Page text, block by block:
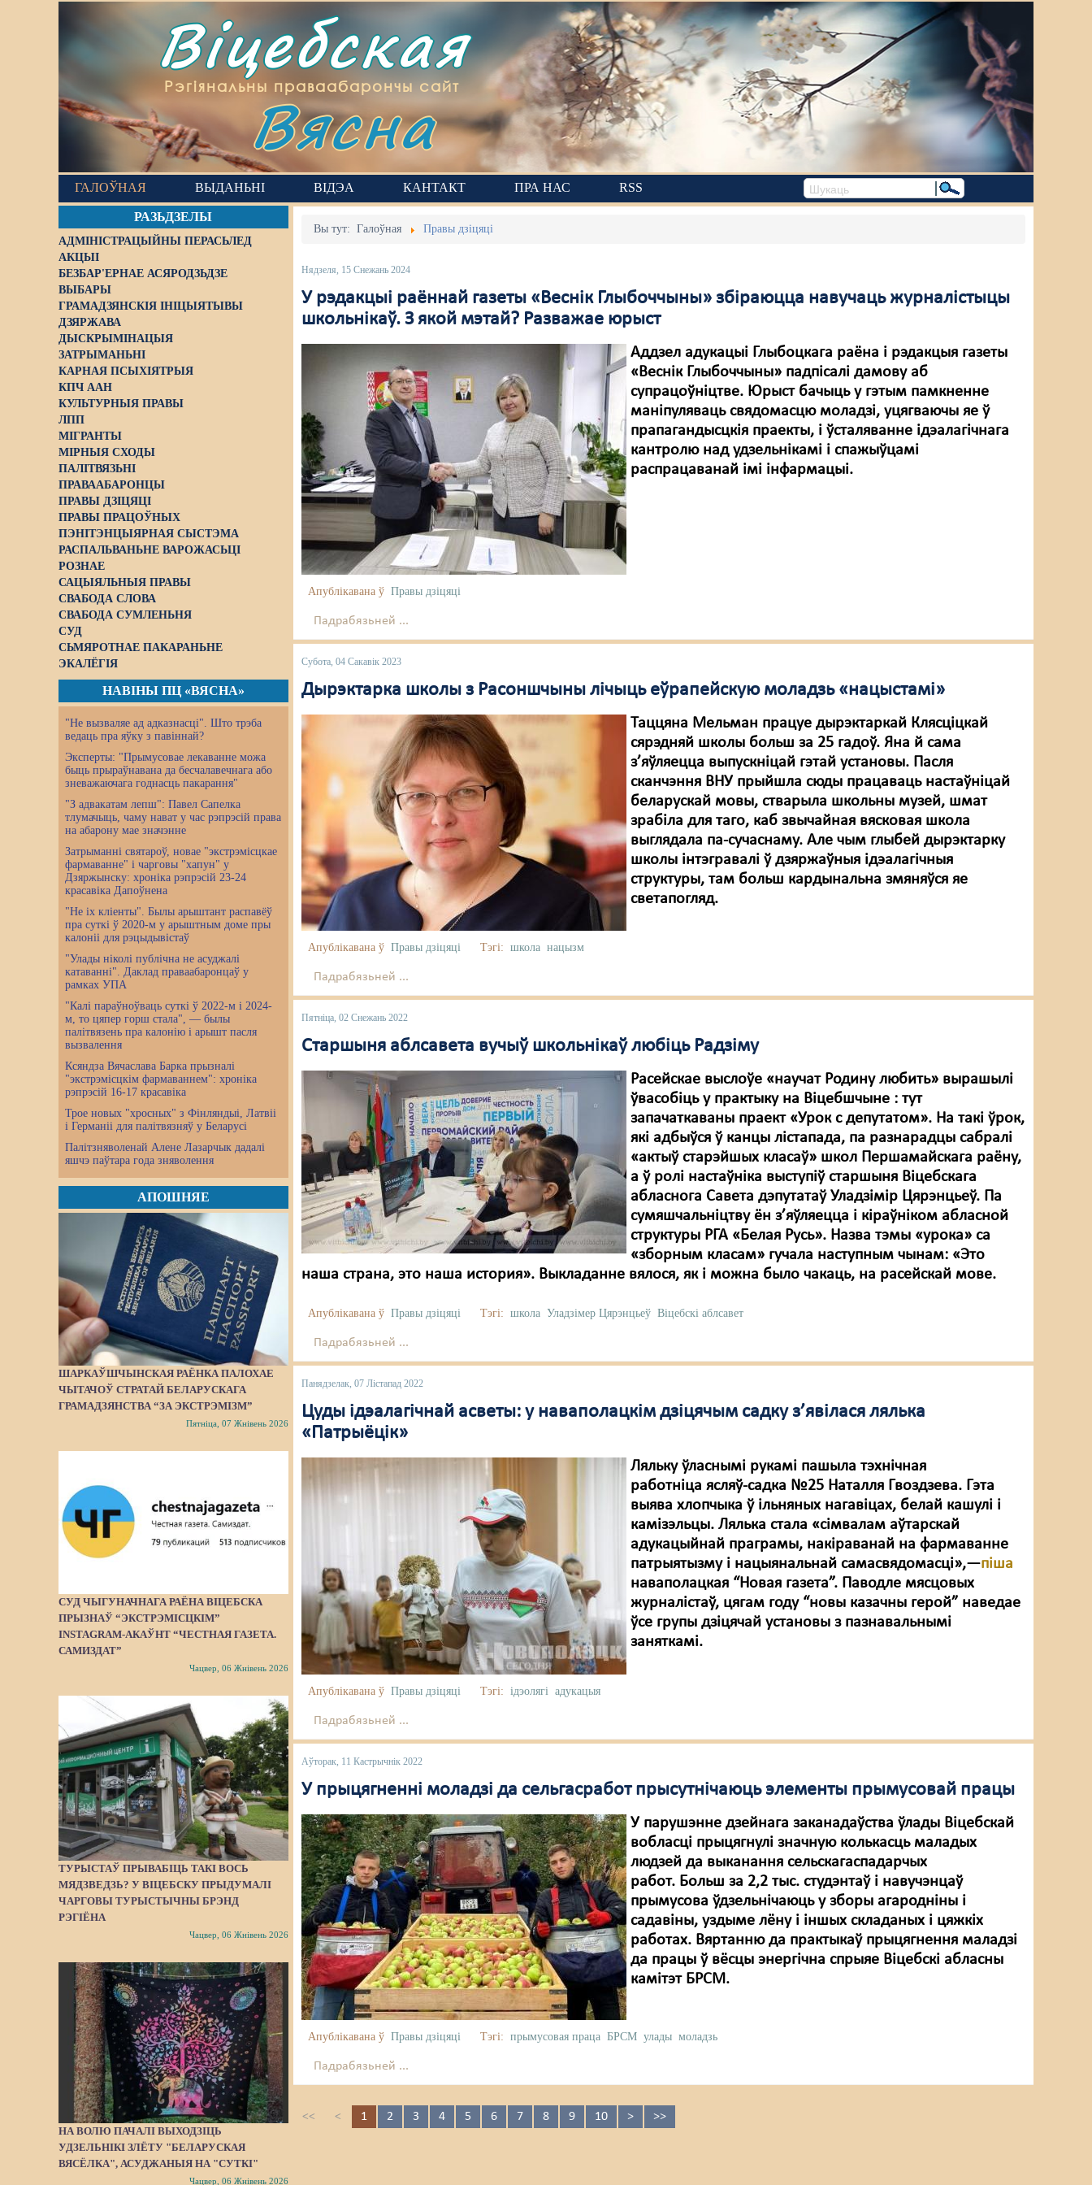
Віцебская
Рэгіянальны праваабарончы сайт
Вясна
ГАЛОЎНАЯ ВЫДАНЬНІ ВІДЭА КАНТАКТ ПРА НАС RSS
РАЗЬДЗЕЛЫ
АДМІНІСТРАЦЫЙНЫ ПЕРАСЬЛЕД
АКЦЫІ
БЕЗБАР'ЕРНАЕ АСЯРОДЗЬДЗЕ
ВЫБАРЫ
ГРАМАДЗЯНСКІЯ ІНІЦЫЯТЫВЫ
ДЗЯРЖАВА
ДЫСКРЫМІНАЦЫЯ
ЗАТРЫМАНЬНІ
КАРНАЯ ПСЫХІЯТРЫЯ
КПЧ ААН
КУЛЬТУРНЫЯ ПРАВЫ
ЛПП
МІГРАНТЫ
МІРНЫЯ СХОДЫ
ПАЛІТВЯЗЬНІ
ПРАВААБАРОНЦЫ
ПРАВЫ ДЗІЦЯЦІ
ПРАВЫ ПРАЦОЎНЫХ
ПЭНІТЭНЦЫЯРНАЯ СЫСТЭМА
РАСПАЛЬВАНЬНЕ ВАРОЖАСЬЦІ
РОЗНАЕ
САЦЫЯЛЬНЫЯ ПРАВЫ
СВАБОДА СЛОВА
СВАБОДА СУМЛЕНЬНЯ
СУД
СЬМЯРОТНАЕ ПАКАРАНЬНЕ
ЭКАЛЁГІЯ
НАВІНЫ ПЦ «ВЯСНА»
"Не вызваляе ад адказнасці". Што трэба
ведаць пра яўку з павіннай?
Эксперты: "Прымусовае лекаванне можа
быць прыраўнавана да бесчалавечнага або
зневажаючага годнасць пакарання"
"З адвакатам лепш": Павел Сапелка
тлумачыць, чаму нават у час рэпрэсій права
на абарону мае значэнне
Затрыманні святароў, новае "экстрэмісцкае
фармаванне" і чарговы "хапун" у
Дзяржынску: хроніка рэпрэсій 23-24
красавіка Дапоўнена
"Не іх кліенты". Былы арыштант распавёў
пра суткі ў 2020-м у арыштным доме пры
калоніі для рэцыдывістаў
"Улады ніколі публічна не асуджалі
катаванні". Даклад праваабаронцаў у
рамках УПА
"Калі параўноўваць суткі ў 2022-м і 2024-
м, то цяпер горш стала", — былы
палітвязень пра калонію і арышт пасля
вызвалення
Ксяндза Вячаслава Барка прызналі
"экстрэмісцкім фармаваннем": хроніка
рэпрэсій 16-17 красавіка
Трое новых "хросных" з Фінляндыі, Латвіі
і Германіі для палітвязняў у Беларусі
Палітзняволенай Алене Лазарчык дадалі
яшчэ паўтара года зняволення
АПОШНЯЕ
ШАРКАЎШЧЫНСКАЯ РАЁНКА ПАЛОХАЕ
ЧЫТАЧОЎ СТРАТАЙ БЕЛАРУСКАГА
ГРАМАДЗЯНСТВА “ЗА ЭКСТРЭМІЗМ”
Пятніца, 07 Жнівень 2026
СУД ЧЫГУНАЧНАГА РАЁНА ВІЦЕБСКА
ПРЫЗНАЎ “ЭКСТРЭМІСЦКІМ”
INSTAGRAM-АКАЎНТ “ЧЕСТНАЯ ГАЗЕТА.
САМИЗДАТ”
Чацвер, 06 Жнівень 2026
ТУРЫСТАЎ ПРЫВАБІЦЬ ТАКІ ВОСЬ
МЯДЗВЕДЗЬ? У ВІЦЕБСКУ ПРЫДУМАЛІ
ЧАРГОВЫ ТУРЫСТЫЧНЫ БРЭНД
РЭГІЁНА
Чацвер, 06 Жнівень 2026
НА ВОЛЮ ПАЧАЛІ ВЫХОДЗІЦЬ
УДЗЕЛЬНІКІ ЗЛЁТУ "БЕЛАРУСКАЯ
ВЯСЁЛКА", АСУДЖАНЫЯ НА "СУТКІ"
Чацвер, 06 Жнівень 2026
Вы тут:Галоўная Правы дзіцяці
Нядзеля, 15 Снежань 2024
У рэдакцыі раённай газеты «Веснік Глыбоччыны» збіраюцца навучаць журналістыцы
школьнікаў. З якой мэтай? Разважае юрыст
Аддзел адукацыі Глыбоцкага раёна і рэдакцыя газеты
«Веснік Глыбоччыны» падпісалі дамову аб
супрацоўніцтве. Юрыст бачыць у гэтым памкненне
маніпуляваць свядомасцю моладзі, уцягваючы яе ў
прапагандысцкія праекты, і ўсталяванне ідэалагічнага
кантролю над удзельнікамі і спажыўцамі
распрацаванай імі інфармацыі.
Апублікавана ў Правы дзіцяці
Падрабязьней ...
Субота, 04 Сакавік 2023
Дырэктарка школы з Расоншчыны лічыць еўрапейскую моладзь «нацыстамі»
Таццяна Мельман працуе дырэктаркай Клясціцкай
сярэдняй школы больш за 25 гадоў. Яна й сама
з’яўляецца выпускніцай гэтай установы. Пасля
сканчэння ВНУ прыйшла сюды працаваць настаўніцай
беларускай мовы, стварыла школьны музей, шмат
зрабіла для таго, каб звычайная вясковая школа
выглядала па-сучаснаму. Але чым глыбей дырэктарку
школы інтэгравалі ў дзяржаўныя ідэалагічныя
структуры, там больш кардынальна змяняўся яе
светапогляд.
Апублікавана ў Правы дзіцяці Тэгі: школа нацызм
Падрабязьней ...
Пятніца, 02 Снежань 2022
Старшыня аблсавета вучыў школьнікаў любіць Радзіму
Расейскае выслоўе «научат Родину любить» вырашылі
ўвасобіць у практыку на Віцебшчыне : тут
запачаткаваны праект «Урок с депутатом». На такі ўрок,
які адбыўся ў канцы лістапада, па разнарадцы сабралі
«актыў старэйшых класаў» школ Першамайскага раёну,
а ў ролі настаўніка выступіў старшыня Віцебскага
абласнога Савета дэпутатаў Уладзімір Цярэнцьеў. Па
сумяшчальніцтву ён з’яўляецца і кіраўніком абласной
структуры РГА «Белая Русь». Назва тэмы «урока» са
«зборным класам» гучала наступным чынам: «Это
наша страна, это наша история». Выкладанне вялося, як і можна было чакаць, на расейскай мове.
Апублікавана ў Правы дзіцяці Тэгі: школа Уладзімер Цярэнцьеў Віцебскі аблсавет
Падрабязьней ...
Панядзелак, 07 Лістапад 2022
Цуды ідэалагічнай асветы: у наваполацкім дзіцячым садку з’явілася лялька
«Патрыёцік»
Ляльку ўласнымі рукамі пашыла тэхнічная
работніца ясляў-садка №25 Наталля Гвоздзева. Гэта
выява хлопчыка ў ільняных нагавіцах, белай кашулі і
камізэльцы. Лялька стала «сімвалам аўтарскай
адукацыйнай праграмы, накіраванай на фармаванне
патрыятызму і нацыянальнай самасвядомасці»,—піша
наваполацкая “Новая газета”. Паводле мясцовых
журналістаў, цягам году “новы казачны герой” наведае
ўсе групы дзіцячай установы з пазнавальнымі
заняткамі.
Апублікавана ў Правы дзіцяці Тэгі: ідэолягі адукацыя
Падрабязьней ...
Аўторак, 11 Кастрычнік 2022
У прыцягненні моладзі да сельгасработ прысутнічаюць элементы прымусовай працы
У парушэнне дзейнага заканадаўства ўлады Віцебскай
вобласці прыцягнулі значную колькасць маладых
людзей да выканання сельскагаспадарчых
работ. Больш за 2,2 тыс. студэнтаў і навучэнцаў
прымусова ўдзельнічаюць у зборы агародніны і
садавіны, уздыме лёну і іншых складаных і цяжкіх
работах. Вяртанню да практыкаў прыцягнення маладзі
да працы ў вёсцы энергічна спрыяе Віцебскі абласны
камітэт БРСМ.
Апублікавана ў Правы дзіцяці Тэгі: прымусовая праца БРСМ улады моладзь
Падрабязьней ...
<< < 1 2 3 4 5 6 7 8 9 10 > >>